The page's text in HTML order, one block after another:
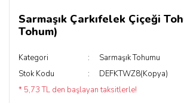
Sarmaşık Çarkıfelek Çiçeği
Tohum)
Kategori
Sarmaşık Tohumu
Stok Kodu
DEFKTWZ8(Kopya)
* 5,73 TL den başlayan taksitlerle!